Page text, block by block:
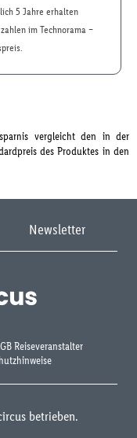
5 Jahre erhalten
im Technorama –
vergleicht den in der
des Produktes in den
Newsletter
Reiseveranstalter
betrieben.